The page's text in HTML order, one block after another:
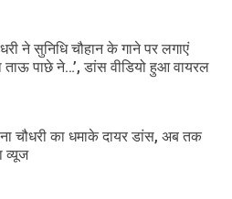
ने सुनिधि चौहान के गाने पर लगाएं
पाछे ने…’, डांस वीडियो हुआ वायरल
चौधरी का धमाके दायर डांस, अब तक
व्यूज